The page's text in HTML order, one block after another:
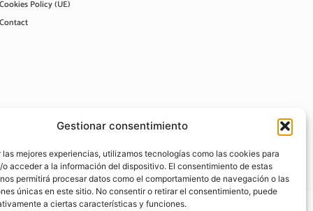
Gestionar consentimiento
las mejores experiencias, utilizamos tecnologías como las cookies para
o acceder a la información del dispositivo. El consentimiento de estas
permitirá procesar datos como el comportamiento de navegación o las
únicas en este sitio. No consentir o retirar el consentimiento, puede
a ciertas características y funciones.
Cookies Policy (UE)
Contact